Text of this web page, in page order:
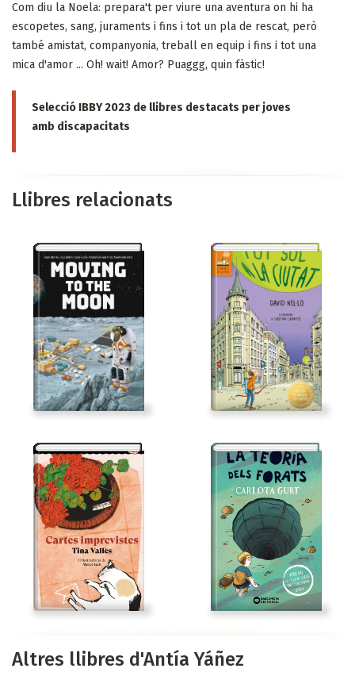
Com diu la Noela: prepara't per viure una aventura on hi ha
escopetes, sang, juraments i fins i tot un pla de rescat, però
també amistat, companyonia, treball en equip i fins i tot una
mica d'amor ... Oh! wait! Amor? Puaggg, quin fàstic!
Selecció IBBY 2023 de llibres destacats per joves
amb discapacitats
Llibres relacionats
Altres llibres d'Antía Yáñez